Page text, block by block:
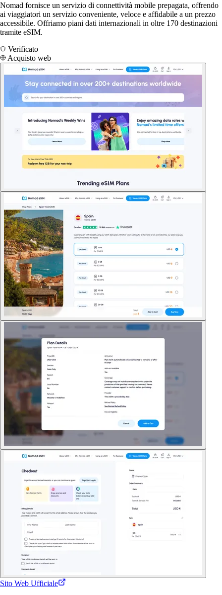
Nomad fornisce un servizio di connettività mobile prepagata, offrendo
ai viaggiatori un servizio conveniente, veloce e affidabile a un prezzo
accessibile. Offriamo piani dati internazionali in oltre 170 destinazioni
tramite eSIM.
Verificato
Acquisto web
Sito Web Ufficiale